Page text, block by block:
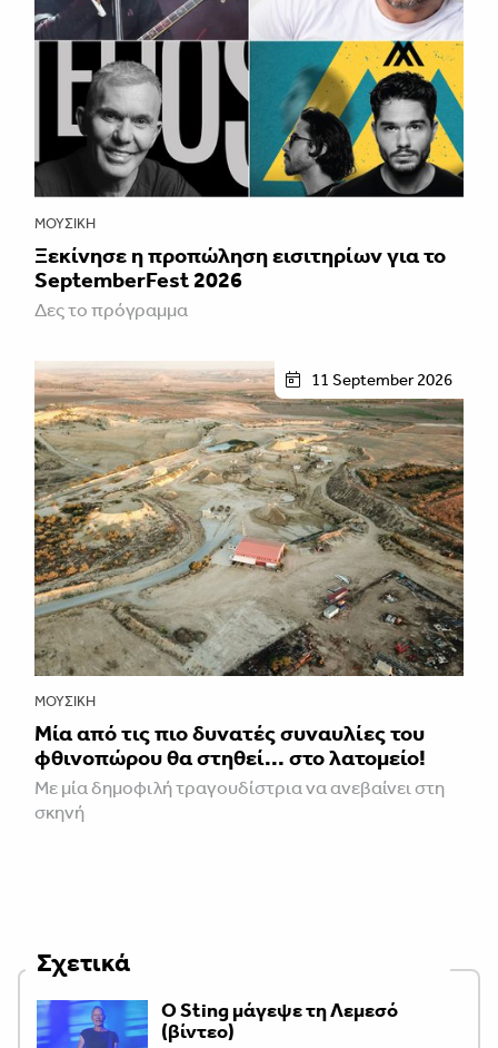
ΜΟΥΣΙΚΉ
Ξεκίνησε η προπώληση εισιτηρίων για το
SeptemberFest 2026
Δες το πρόγραμμα
11 September 2026
ΜΟΥΣΙΚΉ
Μία από τις πιο δυνατές συναυλίες του
φθινοπώρου θα στηθεί... στο λατομείο!
Mε μία δημοφιλή τραγουδίστρια να ανεβαίνει στη
σκηνή
Σχετικά
Ο Sting μάγεψε τη Λεμεσό
(βίντεο)